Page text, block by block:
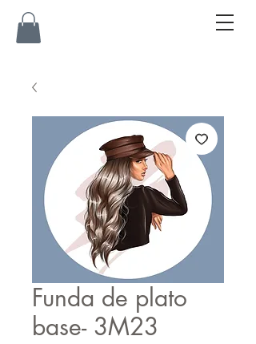
Funda de plato
base- 3M23